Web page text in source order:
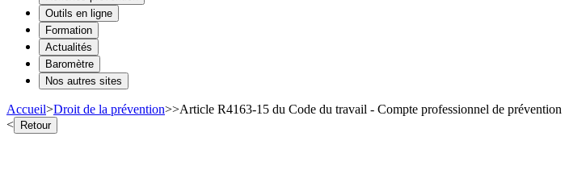
Outils en ligne
Formation
Actualités
Baromètre
Nos autres sites
Accueil>Droit de la prévention>>Article R4163-15 du Code du travail - Compte professionnel de prévention
< Retour